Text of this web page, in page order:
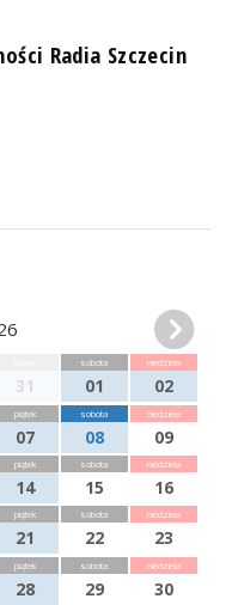
Radia Szczecin
31
sobota
01
niedziela
02
piątek
07
sobota
08
niedziela
09
piątek
14
sobota
15
niedziela
16
piątek
21
sobota
22
niedziela
23
piątek
28
sobota
29
niedziela
30